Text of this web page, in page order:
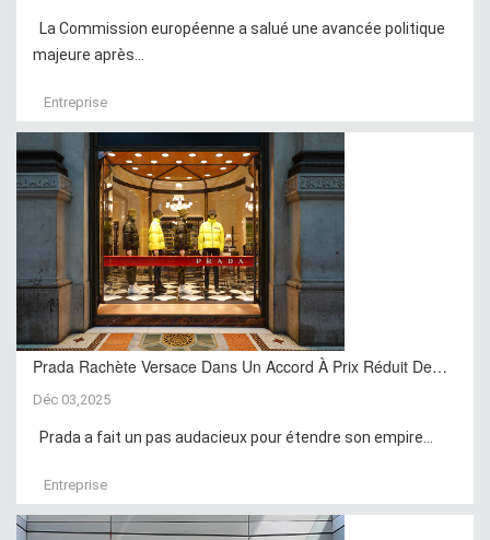
La Commission européenne a salué une avancée politique
majeure après...
Entreprise
Prada Rachète Versace Dans Un Accord À Prix Réduit De…
Déc 03,2025
Prada a fait un pas audacieux pour étendre son empire...
Entreprise